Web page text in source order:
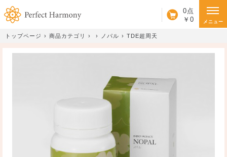
0点
￥0
カート
メニュー
トップページ 商品カテゴリ ノパル TDE超周天